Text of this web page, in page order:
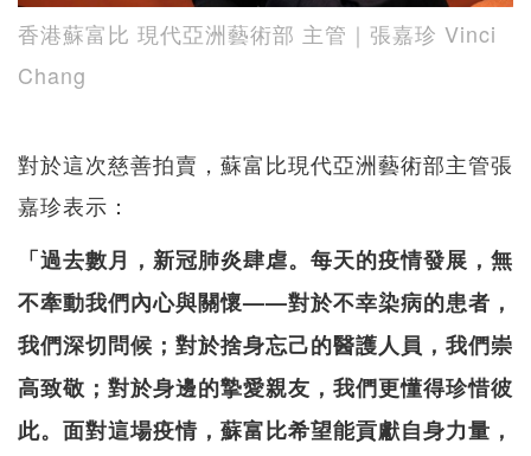
香港蘇富比 現代亞洲藝術部 主管｜張嘉珍 Vinci
Chang
對於這次慈善拍賣，蘇富比現代亞洲藝術部主管張
嘉珍表示：
「過去數月，新冠肺炎肆虐。每天的疫情發展，無
不牽動我們內心與關懷——對於不幸染病的患者，
我們深切問候；對於捨身忘己的醫護人員，我們崇
高致敬；對於身邊的摯愛親友，我們更懂得珍惜彼
此。面對這場疫情，蘇富比希望能貢獻自身力量，